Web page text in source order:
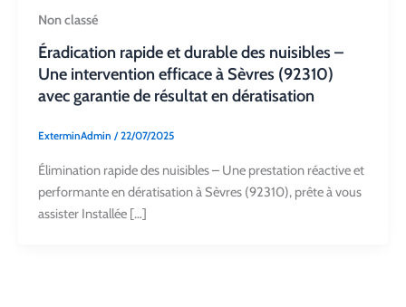
Non classé
Éradication rapide et durable des nuisibles –
Une intervention efficace à Sèvres (92310)
avec garantie de résultat en dératisation
ExterminAdmin /22/07/2025
Élimination rapide des nuisibles – Une prestation réactive et
performante en dératisation à Sèvres (92310), prête à vous
assister Installée […]